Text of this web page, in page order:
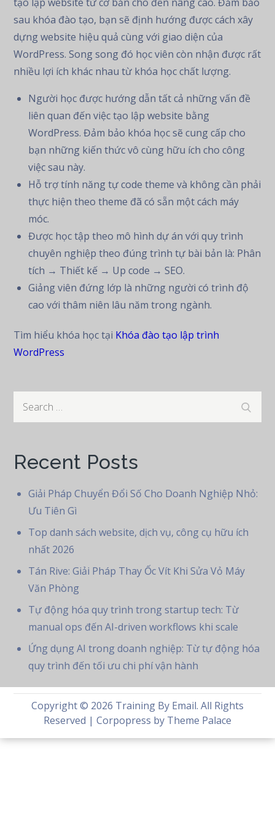
sau khóa đào tạo, bạn sẽ định hướng được cách xây
dựng website hiệu quả cùng với giao diện của
WordPress. Song song đó học viên còn nhận được rất
nhiều lợi ích khác nhau từ khóa học chất lượng.
Người học được hướng dẫn tất cả những vấn đề
liên quan đến việc tạo lập website bằng
WordPress. Đảm bảo khóa học sẽ cung cấp cho
bạn những kiến thức vô cùng hữu ích cho công
việc sau này.
Hỗ trợ tính năng tự code theme và không cần phải
thực hiện theo theme đã có sẵn một cách máy
móc.
Được học tập theo mô hình dự án với quy trình
chuyên nghiệp theo đúng trình tự bài bản là: Phân
tích → Thiết kế → Up code → SEO.
Giảng viên đứng lớp là những người có trình độ
cao với thâm niên lâu năm trong ngành.
Tìm hiểu khóa học tại Khóa đào tạo lập trình
WordPress
Search
Recent Posts
Giải Pháp Chuyển Đổi Số Cho Doanh Nghiệp Nhỏ:
Ưu Tiên Gì
Top danh sách website, dịch vụ, công cụ hữu ích
nhất 2026
Tán Rive: Giải Pháp Thay Ốc Vít Khi Sửa Vỏ Máy
Văn Phòng
Tự động hóa quy trình trong startup tech: Từ
manual ops đến AI-driven workflows khi scale
Ứng dụng AI trong doanh nghiệp: Từ tự động hóa
quy trình đến tối ưu chi phí vận hành
Copyright © 2026 Training By Email. All Rights
Reserved | Corpopress by Theme Palace